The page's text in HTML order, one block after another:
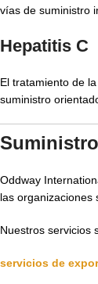
vías de suministro
Hepatitis C
El tratamiento de
suministro
Oddway
las organizaciones
Nuestros servicios
servicios de